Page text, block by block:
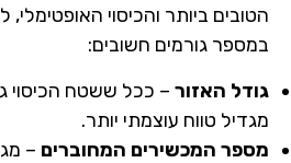
הטובים ביותר והכיסוי
במספר גורמים חשובים:
גודל האזור – ככל ששטח הכיסוי
מגדיל טווח עוצמתי יותר.
מספר המכשירים המחוברים –